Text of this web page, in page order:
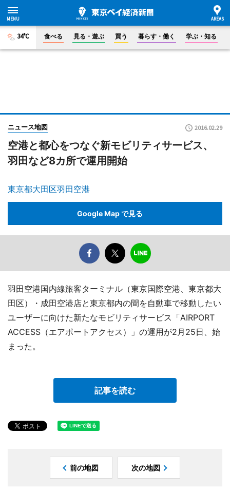
34°C 食べる 見る・遊ぶ 買う 暮らす・働く 学ぶ・知る
ニュース地図 2016.02.29
空港と都心をつなぐ新モビリティサービス、
羽田など8カ所で運用開始
東京都大田区羽田空港
Google Map で見る
羽田空港国内線旅客ターミナル（東京国際空港、東京都大
田区）・成田空港店と東京都内の間を自動車で移動したい
ユーザーに向けた新たなモビリティサービス「AIRPORT
ACCESS（エアポートアクセス）」の運用が2月25日、始
まった。
記事を読む
前の地図 次の地図